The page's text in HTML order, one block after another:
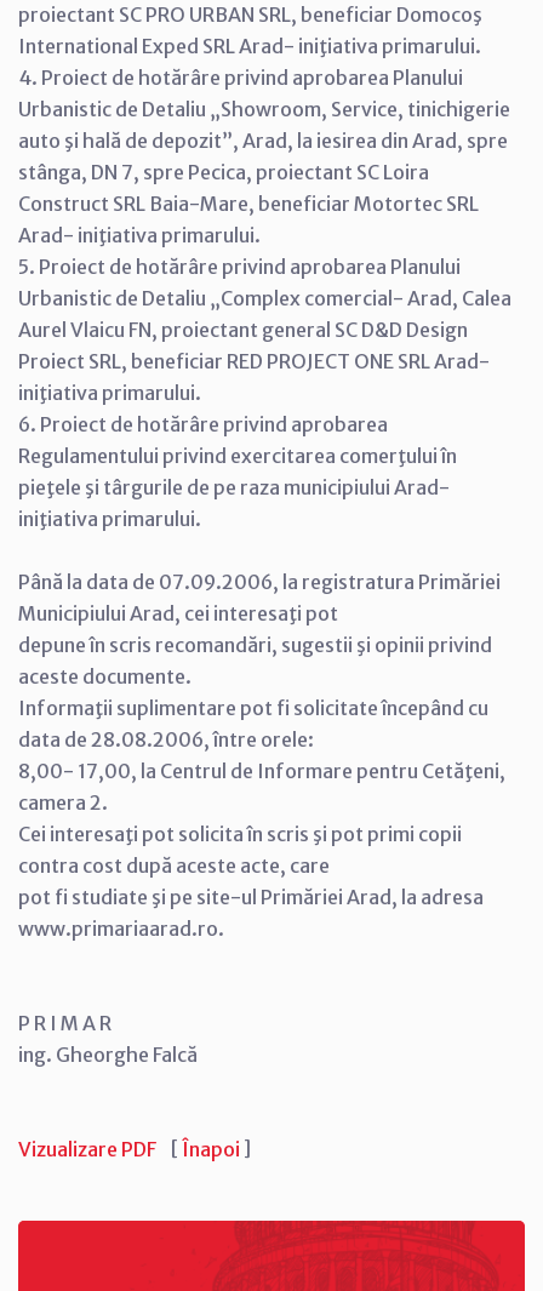
proiectant SC PRO URBAN SRL, beneficiar Domocoş
International Exped SRL Arad- iniţiativa primarului.
4. Proiect de hotărâre privind aprobarea Planului
Urbanistic de Detaliu „Showroom, Service, tinichigerie
auto şi hală de depozit”, Arad, la iesirea din Arad, spre
stânga, DN 7, spre Pecica, proiectant SC Loira
Construct SRL Baia-Mare, beneficiar Motortec SRL
Arad- iniţiativa primarului.
5. Proiect de hotărâre privind aprobarea Planului
Urbanistic de Detaliu „Complex comercial- Arad, Calea
Aurel Vlaicu FN, proiectant general SC D&D Design
Proiect SRL, beneficiar RED PROJECT ONE SRL Arad-
iniţiativa primarului.
6. Proiect de hotărâre privind aprobarea
Regulamentului privind exercitarea comerţului în
pieţele şi târgurile de pe raza municipiului Arad-
iniţiativa primarului.
Până la data de 07.09.2006, la registratura Primăriei
Municipiului Arad, cei interesaţi pot
depune în scris recomandări, sugestii şi opinii privind
aceste documente.
Informaţii suplimentare pot fi solicitate începând cu
data de 28.08.2006, între orele:
8,00- 17,00, la Centrul de Informare pentru Cetăţeni,
camera 2.
Cei interesaţi pot solicita în scris şi pot primi copii
contra cost după aceste acte, care
pot fi studiate şi pe site-ul Primăriei Arad, la adresa
www.primariaarad.ro.
P R I M A R
ing. Gheorghe Falcă
Vizualizare PDF [ Înapoi ]